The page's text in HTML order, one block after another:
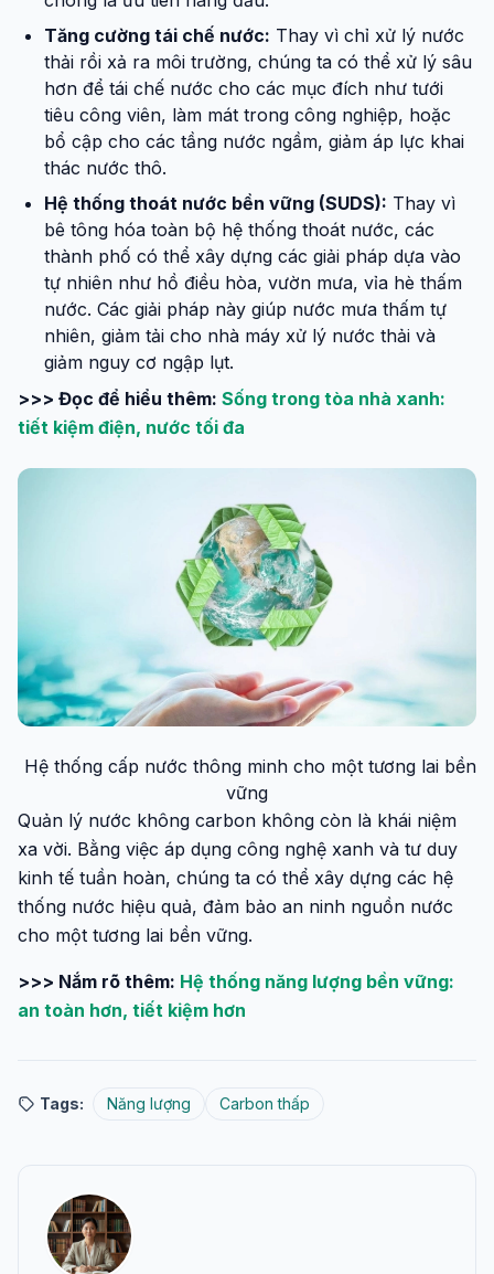
Tăng cường tái chế nước: Thay vì chỉ xử lý nước
thải rồi xả ra môi trường, chúng ta có thể xử lý sâu
hơn để tái chế nước cho các mục đích như tưới
tiêu công viên, làm mát trong công nghiệp, hoặc
bổ cập cho các tầng nước ngầm, giảm áp lực khai
thác nước thô.
Hệ thống thoát nước bền vững (SUDS): Thay vì
bê tông hóa toàn bộ hệ thống thoát nước, các
thành phố có thể xây dựng các giải pháp dựa vào
tự nhiên như hồ điều hòa, vườn mưa, vỉa hè thấm
nước. Các giải pháp này giúp nước mưa thấm tự
nhiên, giảm tải cho nhà máy xử lý nước thải và
giảm nguy cơ ngập lụt.
>>> Đọc để hiểu thêm: Sống trong tòa nhà xanh:
tiết kiệm điện, nước tối đa
Hệ thống cấp nước thông minh cho một tương lai bền
vững
Quản lý nước không carbon không còn là khái niệm
xa vời. Bằng việc áp dụng công nghệ xanh và tư duy
kinh tế tuần hoàn, chúng ta có thể xây dựng các hệ
thống nước hiệu quả, đảm bảo an ninh nguồn nước
cho một tương lai bền vững.
>>> Nắm rõ thêm: Hệ thống năng lượng bền vững:
an toàn hơn, tiết kiệm hơn
Tags: Năng lượng Carbon thấp